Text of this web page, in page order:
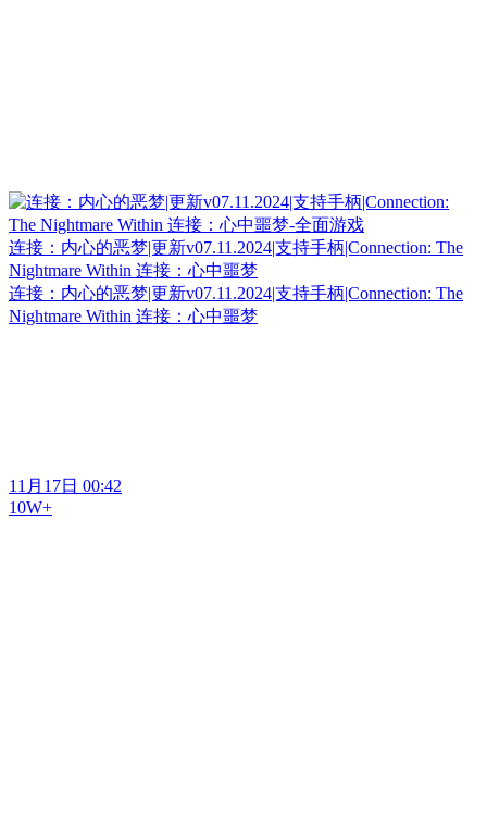
连接：内心的恶梦|更新v07.11.2024|支持手柄|Connection: The
Nightmare Within 连接：心中噩梦
连接：内心的恶梦|更新v07.11.2024|支持手柄|Connection: The
Nightmare Within 连接：心中噩梦
11月17日 00:42
10W+